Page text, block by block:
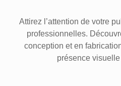
Attirez l’attention de votre
professionnelles.
conception et en
présence